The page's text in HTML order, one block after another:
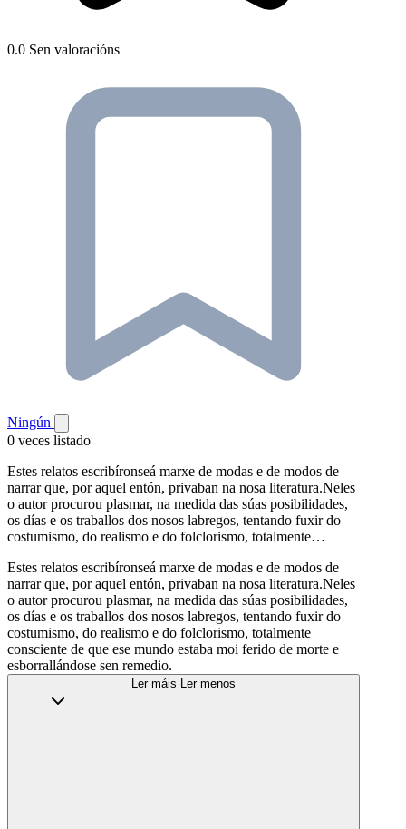
0.0 Sen valoracións
Ningún
0 veces listado
Estes relatos escribíronseá marxe de modas e de modos de
narrar que, por aquel entón, privaban na nosa literatura.Neles
o autor procurou plasmar, na medida das súas posibilidades,
os días e os traballos dos nosos labregos, tentando fuxir do
costumismo, do realismo e do folclorismo, totalmente…
Estes relatos escribíronseá marxe de modas e de modos de
narrar que, por aquel entón, privaban na nosa literatura.Neles
o autor procurou plasmar, na medida das súas posibilidades,
os días e os traballos dos nosos labregos, tentando fuxir do
costumismo, do realismo e do folclorismo, totalmente
consciente de que ese mundo estaba moi ferido de morte e
esborrallándose sen remedio.
Ler máis Ler menos